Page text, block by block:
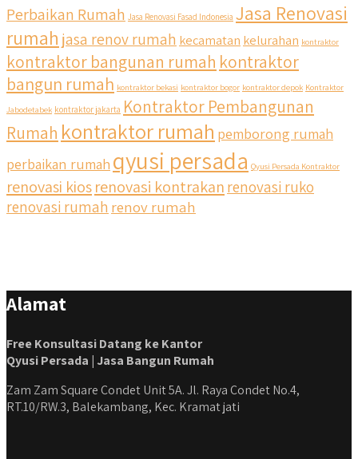
qyusipersada
@qyusipersada 3 years ago
Siapa yang udah masuk List untuk Bangun dan Renovasi
rumah Di @qyusipersada dengan sistem Cicilan ?? 🤗
Untuk informasi lebih lanjut terkait program cicilan ini temen
temen bisa langsung klik link di bio yaa
#jasabangunrumahjakarta #jasarenovasirumahjakarta
#kontraktorjakarta #kontraktorbangunan
#kontraktorbangunanrumah #kontraktorbangunanjakarta
#jasabangunrumahjabodetabek #qyusipersada
Perbaikan Rumah Jasa Renovasi Fasad Indonesia Jasa Renovasi
rumah jasa renov rumah kecamatan kelurahan kontraktor
kontraktor bangunan rumah kontraktor
bangun rumah kontraktor bekasi kontraktor bogor kontraktor depok Kontraktor
Jabodetabek kontraktor jakarta Kontraktor Pembangunan
Rumah kontraktor rumah pemborong rumah
perbaikan rumah qyusi persada Qyusi Persada Kontraktor
renovasi kiosrenovasi kontrakanrenovasi ruko
renovasi rumah renov rumah
Alamat
Free Konsultasi Datang ke Kantor
Qyusi Persada | Jasa Bangun Rumah
Zam Zam Square Condet Unit 5A. Jl. Raya Condet No.4,
RT.10/RW.3, Balekambang, Kec. Kramat jati